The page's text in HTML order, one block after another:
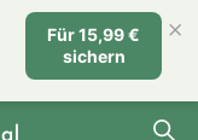
Für 15,99 €
sichern
×